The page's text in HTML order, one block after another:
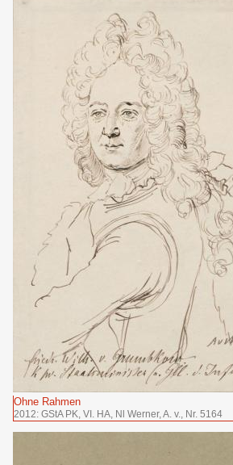
Ohne Rahmen
2012: GStA PK, VI. HA, Nl Werner, A. v., Nr. 5164